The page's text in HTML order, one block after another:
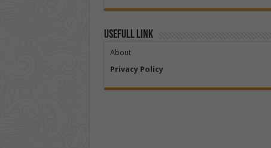
Usefull Link
About
Privacy Policy